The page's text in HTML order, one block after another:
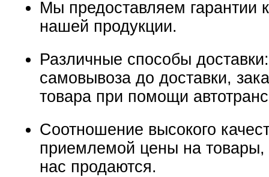
Мы предоставляем гарантии
нашей продукции.
Различные способы
самовывоза до доставки,
товара при помощи
Соотношение высокого
приемлемой цены на товары,
нас продаются.